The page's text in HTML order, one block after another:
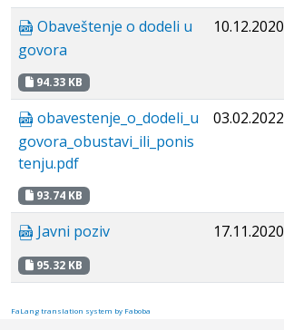
Obaveštenje o dodeli u
govora
94.33 KB
10.12.2020
obavestenje_o_dodeli_u
govora_obustavi_ili_ponis
tenju.pdf
93.74 KB
03.02.2022
Javni poziv
95.32 KB
17.11.2020
FaLang translation system by Faboba